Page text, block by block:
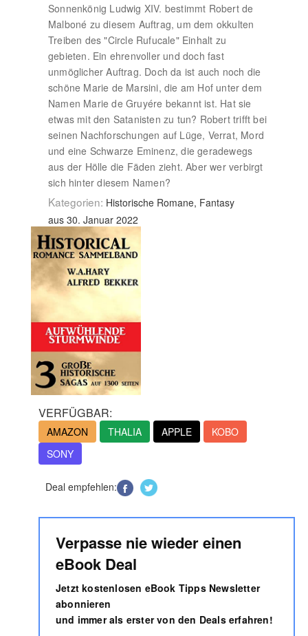
Sonnenkönig Ludwig XIV. bestimmt Robert de
Malboné zu diesem Auftrag, um dem okkulten
Treiben des "Circle Rufucale" Einhalt zu
gebieten. Ein ehrenvoller und doch fast
unmöglicher Auftrag. Doch da ist auch noch die
schöne Marie de Marsini, die am Hof unter dem
Namen Marie de Gruyére bekannt ist. Hat sie
etwas mit den Satanisten zu tun? Robert trifft bei
seinen Nachforschungen auf Lüge, Verrat, Mord
und eine Schwarze Eminenz, die geradewegs
aus der Hölle die Fäden zieht. Aber wer verbirgt
sich hinter diesem Namen?
Kategorien: Historische Romane, Fantasy
aus 30. Januar 2022
VERFÜGBAR:
AMAZON THALIA APPLE
KOBO
SONY
Deal empfehlen:
Verpasse nie wieder einen
eBook Deal
Jetzt kostenlosen eBook Tipps Newsletter
abonnieren
und immer als erster von den Deals erfahren!